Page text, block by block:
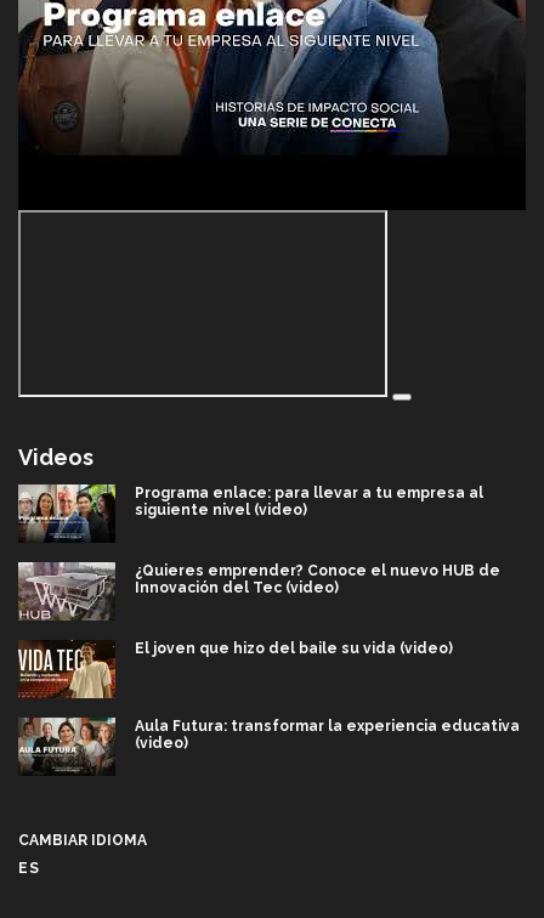
Videos
Programa enlace: para llevar a tu empresa al
siguiente nivel (video)
¿Quieres emprender? Conoce el nuevo HUB de
Innovación del Tec (video)
El joven que hizo del baile su vida (video)
Aula Futura: transformar la experiencia educativa
(video)
CAMBIAR IDIOMA
ES